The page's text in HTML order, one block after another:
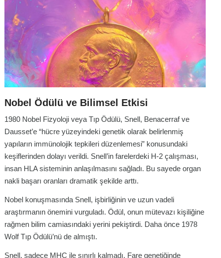
Nobel Ödülü ve Bilimsel Etkisi
1980 Nobel Fizyoloji veya Tıp Ödülü, Snell, Benacerraf ve
Dausset’e “hücre yüzeyindeki genetik olarak belirlenmiş
yapıların immünolojik tepkileri düzenlemesi” konusundaki
keşiflerinden dolayı verildi. Snell’in farelerdeki H-2 çalışması,
insan HLA sisteminin anlaşılmasını sağladı. Bu sayede organ
nakli başarı oranları dramatik şekilde arttı.
Nobel konuşmasında Snell, işbirliğinin ve uzun vadeli
araştırmanın önemini vurguladı. Ödül, onun mütevazı kişiliğine
rağmen bilim camiasındaki yerini pekiştirdi. Daha önce 1978
Wolf Tıp Ödülü’nü de almıştı.
Snell, sadece MHC ile sınırlı kalmadı. Fare genetiğinde